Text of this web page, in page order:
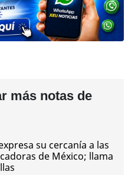
más notas de
su cercanía a las
de México; llama